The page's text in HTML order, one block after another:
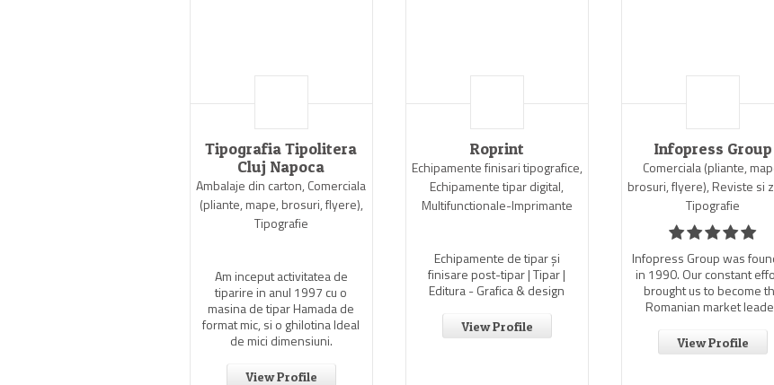
Tipografia Tipolitera
Cluj Napoca
Ambalaje din carton, Comerciala
(pliante, mape, brosuri, flyere),
Tipografie
Am inceput activitatea de
tiparire in anul 1997 cu o
masina de tipar Hamada de
format mic, si o ghilotina Ideal
de mici dimensiuni.
View Profile
Roprint
Echipamente finisari tipografice,
Echipamente tipar digital,
Multifunctionale-Imprimante
Echipamente de tipar și
finisare post-tipar | Tipar |
Editura - Grafica & design
View Profile
Infopress Group
Comerciala (pliante,
brosuri, flyere), Reviste si
Tipografie
Infopress Group was
in 1990. Our constant
brought us to become
Romanian market
View Profile